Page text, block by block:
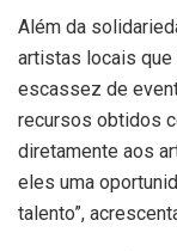
Além da
artistas locais
escassez de
recursos obtidos
diretamente aos
eles uma
talento”,